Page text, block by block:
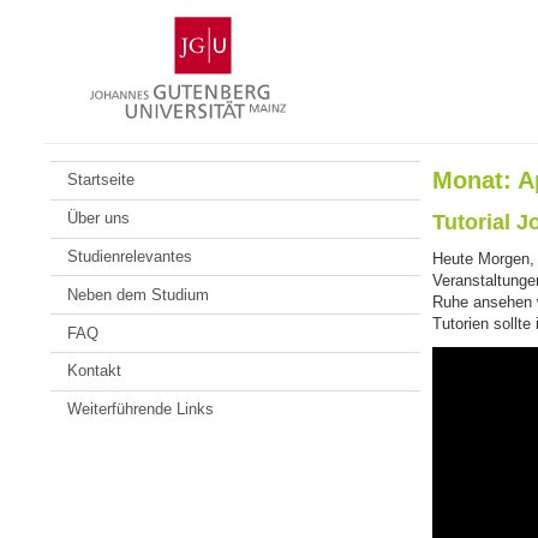
Gutenberg-
Universität
Mainz
Startseite
Über uns
Studienrelevantes
Neben dem Studium
FAQ
Kontakt
Weiterführende Links
Monat:
Tutorial
Heute
Ruhe
Tutorien sollte